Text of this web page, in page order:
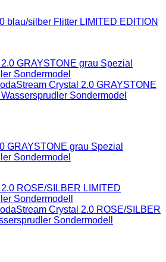
blau/silber Flitter LIMITED EDITION
GRAYSTONE grau Spezial
Sondermodel